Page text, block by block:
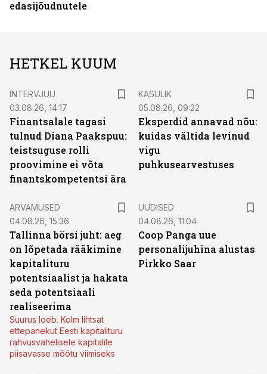
edasijõudnutele
HETKEL KUUM
INTERVJUU
03.08.26, 14:17
Finantsalale tagasi
tulnud Diana Paakspuu:
teistsuguse rolli
proovimine ei võta
finantskompetentsi ära
KASULIK
05.08.26, 09:22
Eksperdid annavad nõu:
kuidas vältida levinud
vigu
puhkusearvestuses
ARVAMUSED
04.08.26, 15:36
Tallinna börsi juht: aeg
on lõpetada rääkimine
kapitalituru
potentsiaalist ja hakata
seda potentsiaali
realiseerima
Suurus loeb. Kolm lihtsat
ettepanekut Eesti kapitalituru
rahvusvahelisele kapitalile
piisavasse mõõtu viimiseks
UUDISED
04.08.26, 11:04
Coop Panga uue
personalijuhina alustas
Pirkko Saar